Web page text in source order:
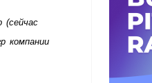
(сейчас
компании